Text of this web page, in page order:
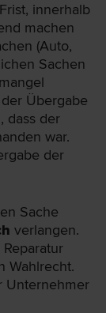
innerhalb
machen
(Auto,
Sachen
Übergabe
dass der
war.
der
Sache
verlangen.
Wahlrecht.
Unternehmer